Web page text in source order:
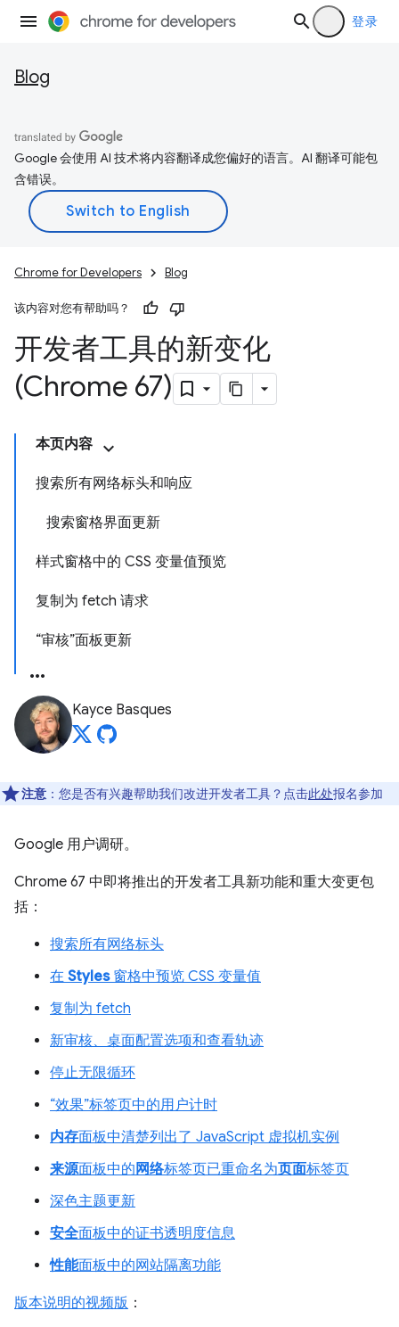
登录
Blog
Google 会使用 AI 技术将内容翻译成您偏好的语言。AI 翻译可能包
含错误。
Chrome for Developers Blog
该内容对您有帮助吗？
开发者工具的新变化
(Chrome 67)
本页内容
搜索所有网络标头和响应
搜索窗格界面更新
样式窗格中的 CSS 变量值预览
复制为 fetch 请求
“审核”面板更新
Kayce Basques
注意 ：您是否有兴趣帮助我们改进开发者工具？点击此处报名参加
Google 用户调研。
Chrome 67 中即将推出的开发者工具新功能和重大变更包
括：
搜索所有网络标头
在 Styles窗格中预览 CSS 变量值
复制为 fetch
新审核、桌面配置选项和查看轨迹
停止无限循环
“效果”标签页中的用户计时
内存面板中清楚列出了 JavaScript 虚拟机实例
来源面板中的 网络标签页已重命名为页面标签页
深色主题更新
安全面板中的证书透明度信息
性能面板中的网站隔离功能
版本说明的视频版 ：